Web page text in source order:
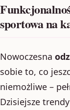
sportowa na
Nowoczesna
sobie to, co
niemożliwe –
Dzisiejsze